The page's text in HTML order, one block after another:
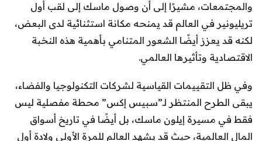
والمجتمعات، مشيرًا إلى أن وصول ماسك إلى لقب أول
تريليونير في العالم قد يمنحه مكانة استثنائية لدى البعض،
لكنه قد يعزز أيضًا الشعور المتنامي بأهمية هذه النخبة
الاقتصادية وتأثيرها العالمي.
وفي ظل التقييمات القياسية لشركات التكنولوجيا والفضاء،
يبقى الطرح المنتظر لـ”سبيس إكس” محطة مفصلية ليس
فقط في مسيرة إيلون ماسك، بل أيضًا في تاريخ أسواق
المال العالمية، حيث قد يشهد العالم للمرة الأولى ولادة أول